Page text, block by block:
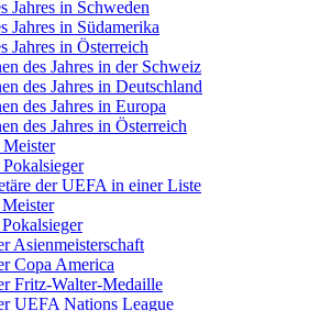
Jahres in Schweden
Jahres in Südamerika
Jahres in Österreich
des Jahres in der Schweiz
des Jahres in Deutschland
des Jahres in Europa
des Jahres in Österreich
der UEFA in einer Liste
Asienmeisterschaft
Copa America
Fritz-Walter-Medaille
UEFA Nations League